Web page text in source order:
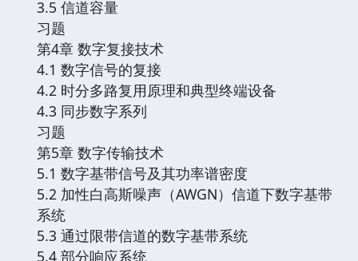
3.5 信道容量
习题
第4章 数字复接技术
4.1 数字信号的复接
4.2 时分多路复用原理和典型终端设备
4.3 同步数字系列
习题
第5章 数字传输技术
5.1 数字基带信号及其功率谱密度
5.2 加性白高斯噪声（AWGN）信道下数字基带
系统
5.3 通过限带信道的数字基带系统
5.4 部分响应系统